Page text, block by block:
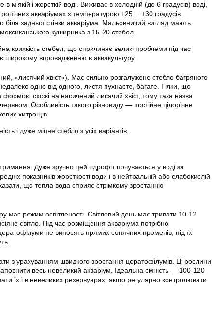
м’якій і жорсткій воді. Виживає в холодній (до 6 градусів) воді,
акваріумах з температурою +25… +30 градусів.
біля задньої стінки акваріума. Мальовничий вигляд мають
мексиканського куширника з 15-20 стебел.
крихкість стебел, що спричиняє великі проблеми під час
широкому впровадженню в аквакультуру.
«лисячий хвіст»). Має сильно розгалужене стебло багряного
одне від одного, листя пухнасте, багате. Гілки, що
формою схожі на насичений лисячий хвіст, тому така назва
Особливість такого різновиду — постійне цілорічне
хитрощів.
і дуже міцне стебло з усіх варіантів.
Дуже зручно цей гідрофіт почувається у воді за
показників жорсткості води і в нейтральній або слабокислій
що тепла вода сприяє стрімкому зростанню
має режим освітленості. Світловий день має тривати 10-12
світло. Під час розміщення акваріума потрібно
не виносять прямих сонячних променів, під їх
з урахуванням швидкого зростання цератофілумів. Ці рослини
весь невеликий акваріум. Ідеальна ємність — 100-120
їх і в невеликих резервуарах, якщо регулярно контролювати